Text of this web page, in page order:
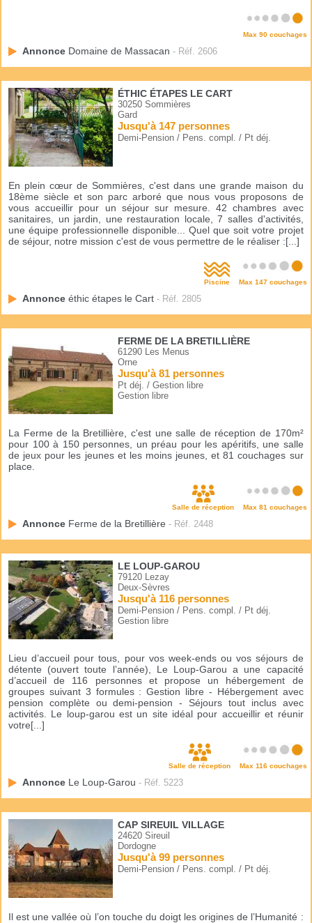
Max 90 couchages
Annonce Domaine de Massacan - Réf. 2606
ÉTHIC ÉTAPES LE CART
30250 Sommières
Gard
Jusqu'à 147 personnes
Demi-Pension / Pens. compl. / Pt déj.
En plein cœur de Sommières, c'est dans une grande maison du
18ème siècle et son parc arboré que nous vous proposons de
vous accueillir pour un séjour sur mesure. 42 chambres avec
sanitaires, un jardin, une restauration locale, 7 salles d'activités,
une équipe professionnelle disponible... Quel que soit votre projet
de séjour, notre mission c'est de vous permettre de le réaliser :[...]
Piscine Max 147 couchages
Annonce éthic étapes le Cart - Réf. 2805
FERME DE LA BRETILLIÈRE
61290 Les Menus
Orne
Jusqu'à 81 personnes
Pt déj. / Gestion libre
Gestion libre
La Ferme de la Bretillière, c'est une salle de réception de 170m²
pour 100 à 150 personnes, un préau pour les apéritifs, une salle
de jeux pour les jeunes et les moins jeunes, et 81 couchages sur
place.
Salle de réception Max 81 couchages
Annonce Ferme de la Bretillière - Réf. 2448
LE LOUP-GAROU
79120 Lezay
Deux-Sèvres
Jusqu'à 116 personnes
Demi-Pension / Pens. compl. / Pt déj.
Gestion libre
Lieu d’accueil pour tous, pour vos week-ends ou vos séjours de
détente (ouvert toute l’année), Le Loup-Garou a une capacité
d’accueil de 116 personnes et propose un hébergement de
groupes suivant 3 formules : Gestion libre - Hébergement avec
pension complète ou demi-pension - Séjours tout inclus avec
activités. Le loup-garou est un site idéal pour accueillir et réunir
votre[...]
Salle de réception Max 116 couchages
Annonce Le Loup-Garou - Réf. 5223
CAP SIREUIL VILLAGE
24620 Sireuil
Dordogne
Jusqu'à 99 personnes
Demi-Pension / Pens. compl. / Pt déj.
Il est une vallée où l’on touche du doigt les origines de l’Humanité :